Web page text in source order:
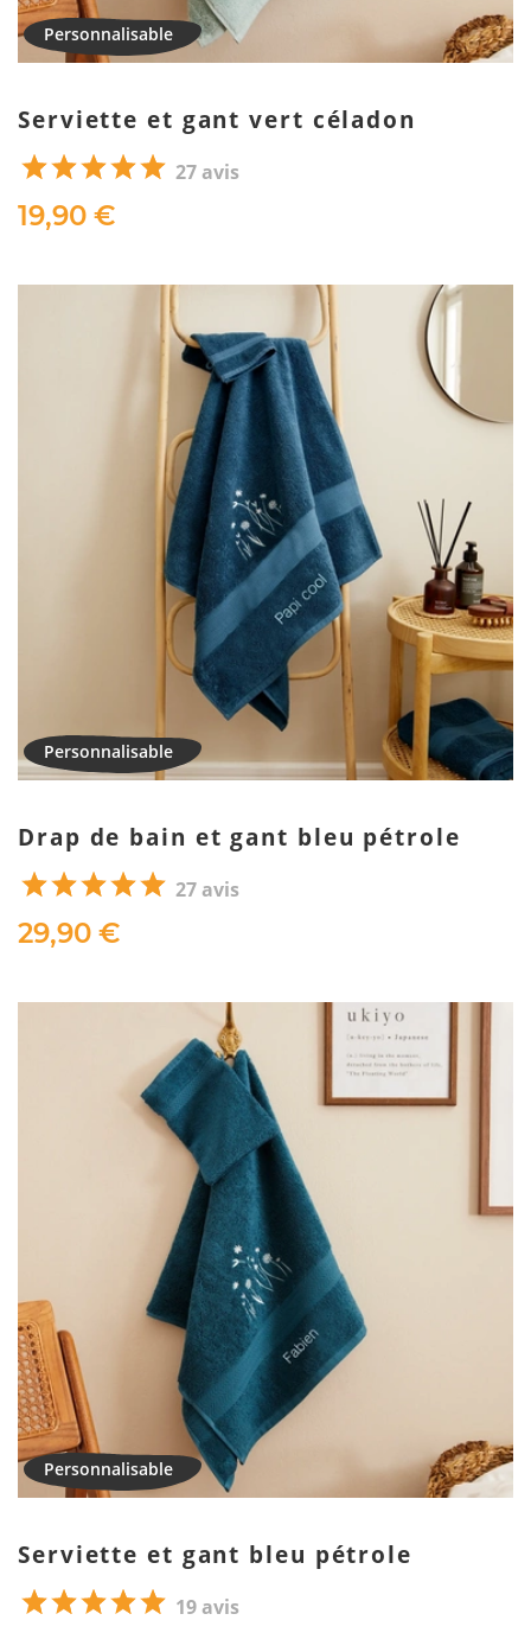
Serviette et gant vert céladon
27 avis
19,90 €
Drap de bain et gant bleu pétrole
27 avis
29,90 €
Serviette et gant bleu pétrole
19 avis